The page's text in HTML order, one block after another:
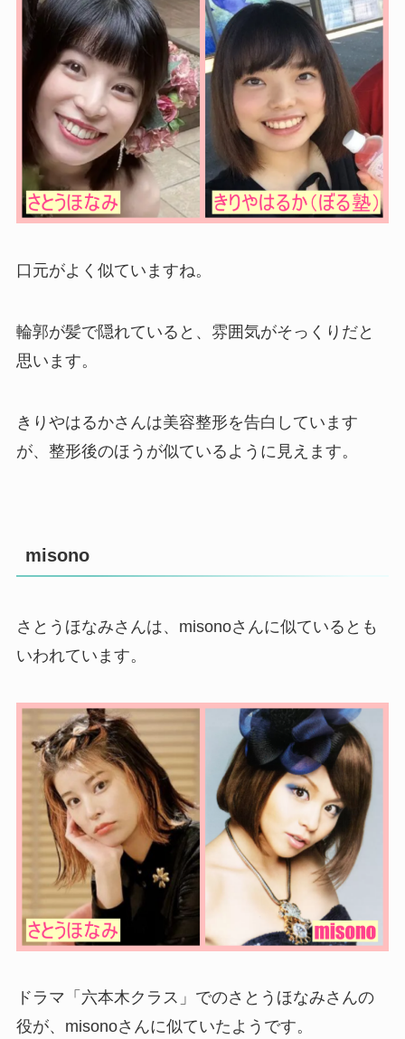
口元がよく似ていますね。
輪郭が髪で隠れていると、雰囲気がそっくりだと
思います。
きりやはるかさんは美容整形を告白しています
が、整形後のほうが似ているように見えます。
misono
さとうほなみさんは、misonoさんに似ているとも
いわれています。
ドラマ「六本木クラス」でのさとうほなみさんの
役が、misonoさんに似ていたようです。